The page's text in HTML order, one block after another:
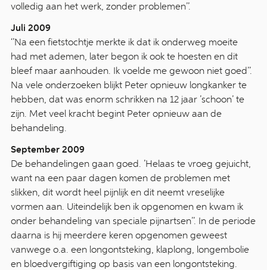
volledig aan het werk, zonder problemen’’.
Juli 2009
‘’Na een fietstochtje merkte ik dat ik onderweg moeite
had met ademen, later begon ik ook te hoesten en dit
bleef maar aanhouden. Ik voelde me gewoon niet goed’’.
Na vele onderzoeken blijkt Peter opnieuw longkanker te
hebben, dat was enorm schrikken na 12 jaar ’schoon’ te
zijn. Met veel kracht begint Peter opnieuw aan de
behandeling.
September 2009
De behandelingen gaan goed. ’Helaas te vroeg gejuicht,
want na een paar dagen komen de problemen met
slikken, dit wordt heel pijnlijk en dit neemt vreselijke
vormen aan. Uiteindelijk ben ik opgenomen en kwam ik
onder behandeling van speciale pijnartsen’’. In de periode
daarna is hij meerdere keren opgenomen geweest
vanwege o.a. een longontsteking, klaplong, longembolie
en bloedvergiftiging op basis van een longontsteking.